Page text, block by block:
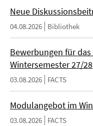
Neue
04.08.2026 Bibliothek
Bewerbungen für
Wintersemester 27/28
03.08.2026 FACTS
Modulangebot im
03.08.2026 FACTS